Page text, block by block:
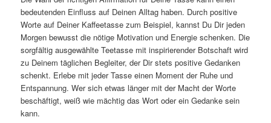
bedeutenden Einfluss auf Deinen Alltag haben. Durch positive
Worte auf Deiner Kaffeetasse zum Beispiel, kannst Du Dir jeden
Morgen bewusst die nötige Motivation und Energie schenken. Die
sorgfältig ausgewählte Teetasse mit inspirierender Botschaft wird
zu Deinem täglichen Begleiter, der Dir stets positive Gedanken
schenkt. Erlebe mit jeder Tasse einen Moment der Ruhe und
Entspannung. Wer sich etwas länger mit der Macht der Worte
beschäftigt, weiß wie mächtig das Wort oder ein Gedanke sein
kann.